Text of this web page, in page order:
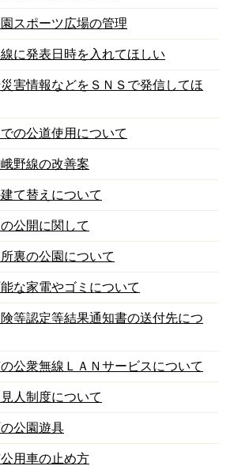
スポーツ広場の管理
に発表日時を入れてほしい
害情報などをＳＮＳで発信してほ
の公道使用について
野線の改善案
て替えについて
公開に関して
裏の公園について
な家電やゴミについて
等認定等結果通知書の送付先につ
公衆無線ＬＡＮサービスについて
人制度について
公園遊具
用車の止め方